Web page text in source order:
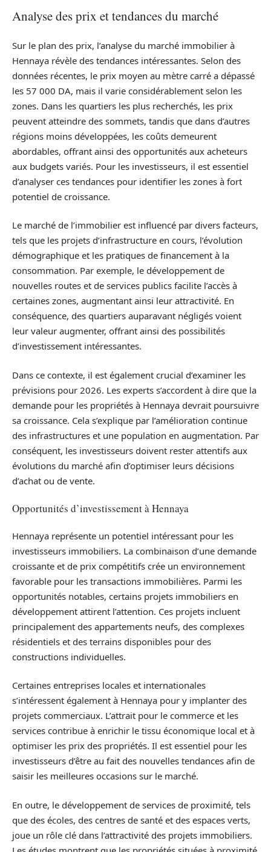
Analyse des prix et tendances du marché
Sur le plan des prix, l’analyse du marché immobilier à
Hennaya révèle des tendances intéressantes. Selon des
données récentes, le prix moyen au mètre carré a dépassé
les 57 000 DA, mais il varie considérablement selon les
zones. Dans les quartiers les plus recherchés, les prix
peuvent atteindre des sommets, tandis que dans d’autres
régions moins développées, les coûts demeurent
abordables, offrant ainsi des opportunités aux acheteurs
aux budgets variés. Pour les investisseurs, il est essentiel
d’analyser ces tendances pour identifier les zones à fort
potentiel de croissance.
Le marché de l’immobilier est influencé par divers facteurs,
tels que les projets d’infrastructure en cours, l’évolution
démographique et les pratiques de financement à la
consommation. Par exemple, le développement de
nouvelles routes et de services publics facilite l’accès à
certaines zones, augmentant ainsi leur attractivité. En
conséquence, des quartiers auparavant négligés voient
leur valeur augmenter, offrant ainsi des possibilités
d’investissement intéressantes.
Dans ce contexte, il est également crucial d’examiner les
prévisions pour 2026. Les experts s’accordent à dire que la
demande pour les propriétés à Hennaya devrait poursuivre
sa croissance. Cela s’explique par l’amélioration continue
des infrastructures et une population en augmentation. Par
conséquent, les investisseurs doivent rester attentifs aux
évolutions du marché afin d’optimiser leurs décisions
d’achat ou de vente.
Opportunités d’investissement à Hennaya
Hennaya représente un potentiel intéressant pour les
investisseurs immobiliers. La combinaison d’une demande
croissante et de prix compétitifs crée un environnement
favorable pour les transactions immobilières. Parmi les
opportunités notables, certains projets immobiliers en
développement attirent l’attention. Ces projets incluent
principalement des appartements neufs, des complexes
résidentiels et des terrains disponibles pour des
constructions individuelles.
Certaines entreprises locales et internationales
s’intéressent également à Hennaya pour y implanter des
projets commerciaux. L’attrait pour le commerce et les
services contribue à enrichir le tissu économique local et à
optimiser les prix des propriétés. Il est essentiel pour les
investisseurs d’être au fait des nouvelles tendances afin de
saisir les meilleures occasions sur le marché.
En outre, le développement de services de proximité, tels
que des écoles, des centres de santé et des espaces verts,
joue un rôle clé dans l’attractivité des projets immobiliers.